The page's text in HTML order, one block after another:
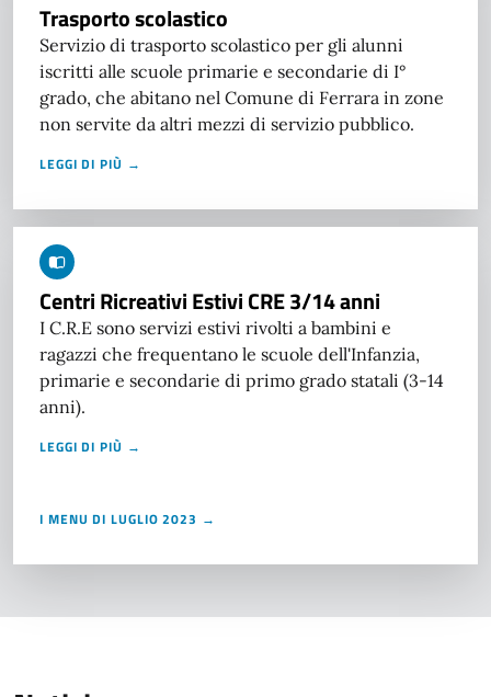
Trasporto scolastico
Servizio di trasporto scolastico per gli alunni
iscritti alle scuole primarie e secondarie di I°
grado, che abitano nel Comune di Ferrara in zone
non servite da altri mezzi di servizio pubblico.
LEGGI DI PIÙ →
Centri Ricreativi Estivi CRE 3/14 anni
I C.R.E sono servizi estivi rivolti a bambini e
ragazzi che frequentano le scuole dell'Infanzia,
primarie e secondarie di primo grado statali (3-14
anni).
LEGGI DI PIÙ →
I MENU DI LUGLIO 2023 →